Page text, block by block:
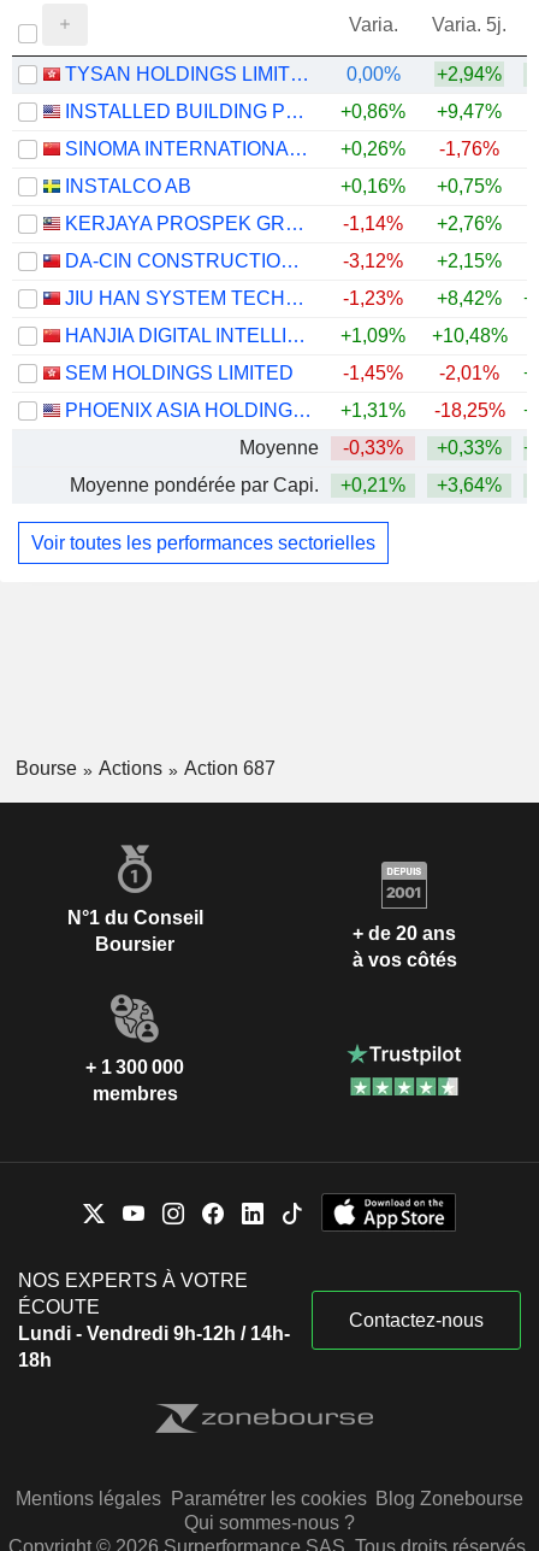
Varia. Varia. 5j.
TYSAN HOLDINGS LIMITED 0,00% +2,94%
INSTALLED BUILDING PRODUCTS, INC.
+0,86% +9,47%
SINOMA INTERNATIONAL ENGINEERING CO.,LTD
+0,26% -1,76%
INSTALCO AB
+0,16% +0,75%
KERJAYA PROSPEK GROUP
-1,14% +2,76%
DA-CIN CONSTRUCTION CO.,LTD.
-3,12% +2,15%
JIU HAN SYSTEM TECHNOLOGY CO., LTD.
-1,23% +8,42%
HANJIA DIGITAL INTELLIGENCE SCIENCE AND TECHNOLOGY GROUP CO., LTD.
+1,09% +10,48%
SEM HOLDINGS LIMITED
-1,45% -2,01%
PHOENIX ASIA HOLDINGS LIMITED
+1,31% -18,25%
Moyenne
-0,33% +0,33%
Moyenne pondérée par Capi.
+0,21% +3,64%
Voir toutes les performances sectorielles
Bourse Actions Action 687
N°1 du Conseil
Boursier
+ de 20 ans
à vos côtés
+ 1 300 000
membres
NOS EXPERTS À VOTRE
ÉCOUTE
Lundi - Vendredi 9h-12h / 14h-
18h
Contactez-nous
Mentions légales Paramétrer les cookies Blog Zonebourse
Qui sommes-nous ?